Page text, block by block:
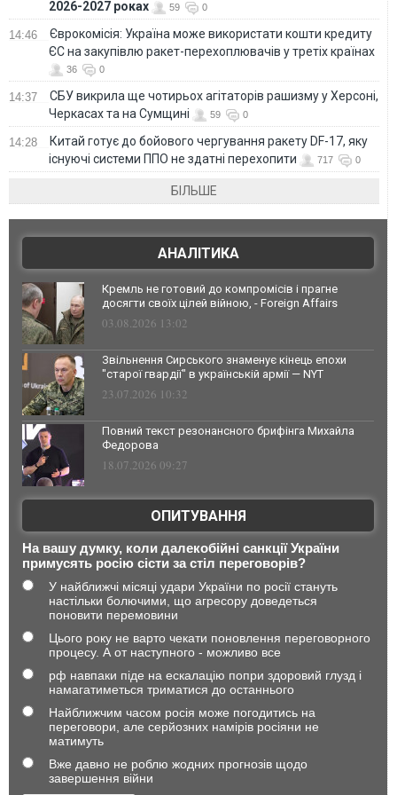
2026-2027 роках 59 0
14:46
Єврокомісія: Україна може використати кошти кредиту
ЄС на закупівлю ракет-перехоплювачів у третіх країнах
36 0
14:37
СБУ викрила ще чотирьох агітаторів рашизму у Херсоні,
Черкасах та на Сумщині
59 0
14:28
Китай готує до бойового чергування ракету DF-17, яку
існуючі системи ППО не здатні перехопити
717 0
БІЛЬШЕ
АНАЛІТИКА
Кремль не готовий до компромісів і прагне
досягти своїх цілей війною, - Foreign Affairs
03.08.2026 13:02
Звільнення Сирського знаменує кінець епохи
"старої гвардії" в українській армії — NYT
23.07.2026 10:32
Повний текст резонансного брифінга Михайла
Федорова
18.07.2026 09:27
ОПИТУВАННЯ
На вашу думку, коли далекобійні санкції України
примусять росію сісти за стіл переговорів?
У найближчі місяці удари України по росії стануть
настільки болючими, що агресору доведеться
поновити перемовини
Цього року не варто чекати поновлення переговорного
процесу. А от наступного - можливо все
рф навпаки піде на ескалацію попри здоровий глузд і
намагатиметься триматися до останнього
Найближчим часом росія може погодитись на
переговори, але серйозних намірів росіяни не
матимуть
Вже давно не роблю жодних прогнозів щодо
завершення війни